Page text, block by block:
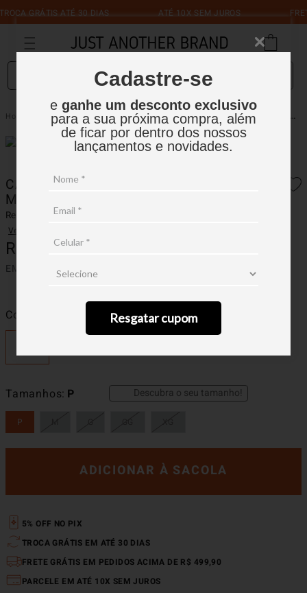
Cadastre-se
e ganhe um desconto exclusivo
para a sua próxima compra, além
de ficar por dentro dos nossos
lançamentos e novidades.
Resgatar cupom
GRÁTIS ATÉ 30 DIAS ATÉ 10X SEM JUROS FRETE
O que você está procurando?
Masculino Camisetas Camiseta Careca Strecth Mescla Escuro
CAMISETA CARECA STRECTH
MESCLA ESCURO
Ref.: 04C002-9
Ver avaliações
R$ 159,90
EM ATÉ R$ 159
Tamanhos P
P
Descubra o seu tamanho!
Cor
ADICIONAR À SACOLA
5% OFF NO PIX
TROCA GRÁTIS EM ATÉ 30 DIAS
FRETE GRÁTIS EM PEDIDOS ACIMA DE R$ 499,90
PARCELE EM ATÉ 10X SEM JUROS